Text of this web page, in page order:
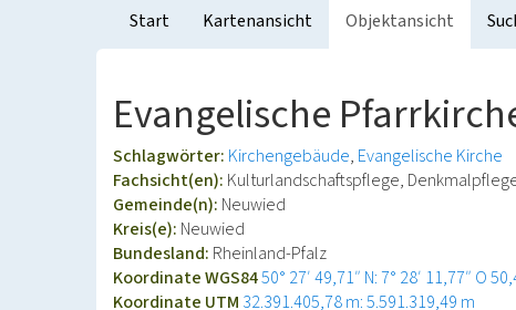
Start Kartenansicht Objektansicht
Evangelische
Schlagwörter: Kirchengebäude Evangelische Kirche
Fachsicht(en): Kulturlandschaftspflege,
Gemeinde(n): Neuwied
Kreis(e): Neuwied
Bundesland: Rheinland-Pfalz
Koordinate WGS8450° 27′ 49,71″ N: 7° 28′ 11,77″ O
Koordinate UTM 32.391.405,78 m: 5.591.319,49 m